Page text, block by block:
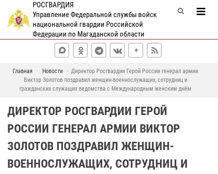
РОСГВАРДИЯ
Управление Федеральной службы войск
национальной гвардии Российской
Федерации по Магаданской области
Главная Новости
Директор Росгвардии Герой России генерал армии
Виктор Золотов поздравил женщин-военнослужащих, сотрудниц и
гражданских служащих ведомства с Международным женским днём
ДИРЕКТОР РОСГВАРДИИ ГЕРОЙ
РОССИИ ГЕНЕРАЛ АРМИИ ВИКТОР
ЗОЛОТОВ ПОЗДРАВИЛ ЖЕНЩИН-
ВОЕННОСЛУЖАЩИХ, СОТРУДНИЦ И